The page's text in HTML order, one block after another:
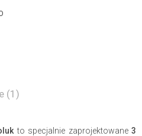
(1)
to specjalnie zaprojektowane 3